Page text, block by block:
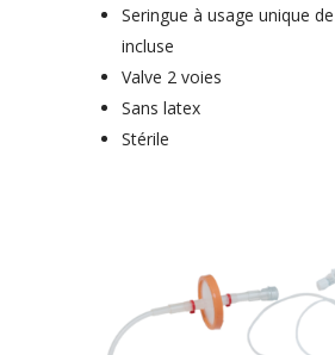
Seringue à usage unique
incluse
Valve 2 voies
Sans latex
Stérile